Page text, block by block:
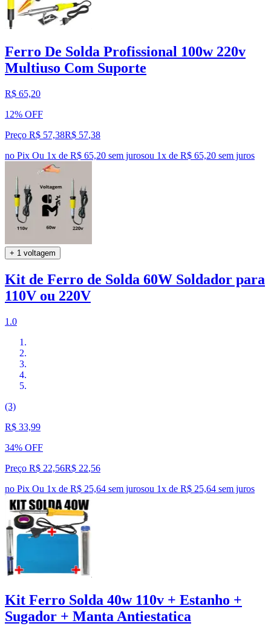
Ferro De Solda Profissional 100w 220v
Multiuso Com Suporte
R$ 65,20
12% OFF
Preço R$ 57,38R$ 57,38
no Pix Ou 1x de R$ 65,20 sem jurosou 1x de R$ 65,20 sem juros
+ 1 voltagem
Kit de Ferro de Solda 60W Soldador para
110V ou 220V
1.0
(3)
R$ 33,99
34% OFF
Preço R$ 22,56R$ 22,56
no Pix Ou 1x de R$ 25,64 sem jurosou 1x de R$ 25,64 sem juros
Kit Ferro Solda 40w 110v + Estanho +
Sugador + Manta Antiestatica